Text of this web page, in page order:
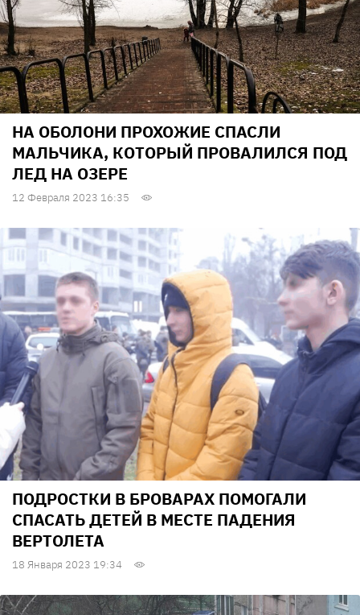
НА ОБОЛОНИ ПРОХОЖИЕ СПАСЛИ
МАЛЬЧИКА, КОТОРЫЙ ПРОВАЛИЛСЯ ПОД
ЛЕД НА ОЗЕРЕ
12 Февраля 2023 16:35
ПОДРОСТКИ В БРОВАРАХ ПОМОГАЛИ
СПАСАТЬ ДЕТЕЙ В МЕСТЕ ПАДЕНИЯ
ВЕРТОЛЕТА
18 Января 2023 19:34